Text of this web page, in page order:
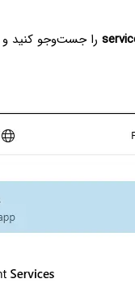
را جست‌وجو کنید و